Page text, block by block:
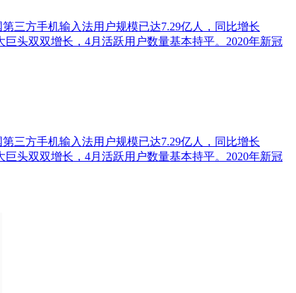
三方手机输入法用户规模已达7.29亿人，同比增长
头双双增长，4月活跃用户数量基本持平。2020年新冠
三方手机输入法用户规模已达7.29亿人，同比增长
头双双增长，4月活跃用户数量基本持平。2020年新冠